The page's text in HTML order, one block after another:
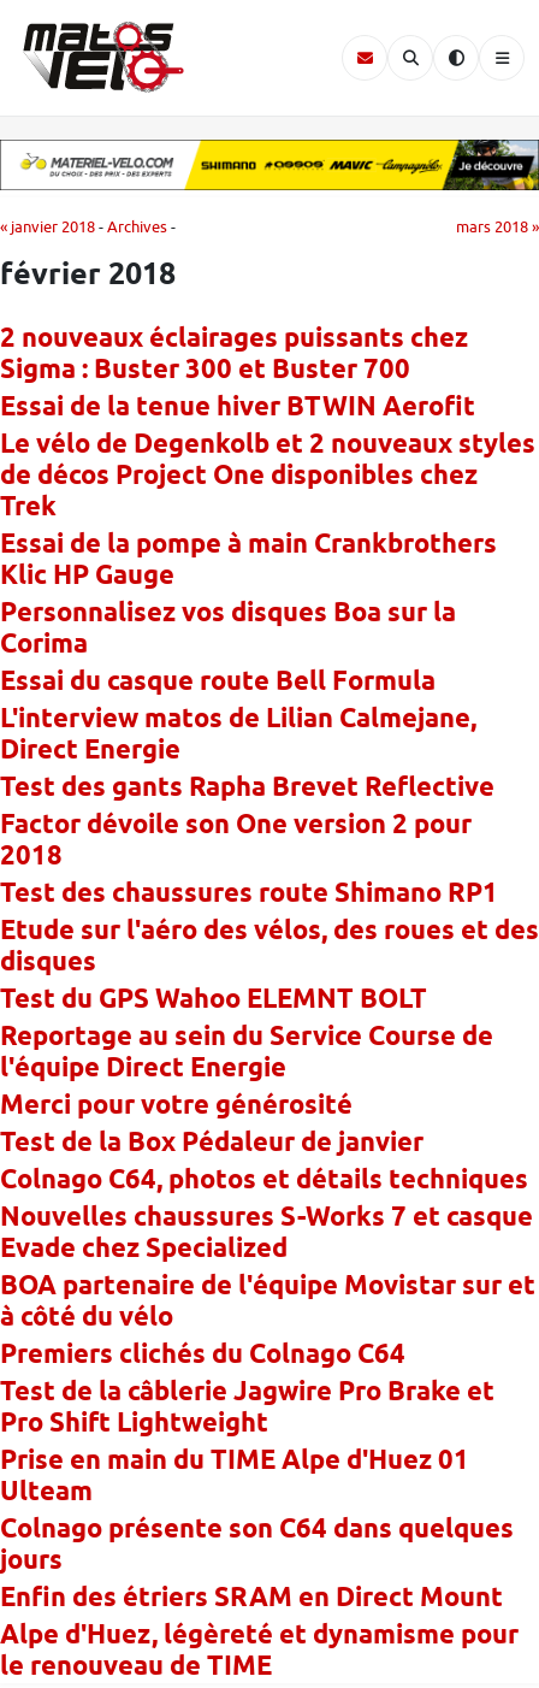
« janvier 2018-Archives- mars 2018 »
février 2018
2 nouveaux éclairages puissants chez
Sigma : Buster 300 et Buster 700
Essai de la tenue hiver BTWIN Aerofit
Le vélo de Degenkolb et 2 nouveaux styles
de décos Project One disponibles chez
Trek
Essai de la pompe à main Crankbrothers
Klic HP Gauge
Personnalisez vos disques Boa sur la
Corima
Essai du casque route Bell Formula
L'interview matos de Lilian Calmejane,
Direct Energie
Test des gants Rapha Brevet Reflective
Factor dévoile son One version 2 pour
2018
Test des chaussures route Shimano RP1
Etude sur l'aéro des vélos, des roues et des
disques
Test du GPS Wahoo ELEMNT BOLT
Reportage au sein du Service Course de
l'équipe Direct Energie
Merci pour votre générosité
Test de la Box Pédaleur de janvier
Colnago C64, photos et détails techniques
Nouvelles chaussures S-Works 7 et casque
Evade chez Specialized
BOA partenaire de l'équipe Movistar sur et
à côté du vélo
Premiers clichés du Colnago C64
Test de la câblerie Jagwire Pro Brake et
Pro Shift Lightweight
Prise en main du TIME Alpe d'Huez 01
Ulteam
Colnago présente son C64 dans quelques
jours
Enfin des étriers SRAM en Direct Mount
Alpe d'Huez, légèreté et dynamisme pour
le renouveau de TIME